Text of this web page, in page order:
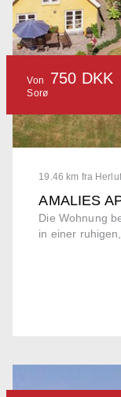
19.46 km fra
AMALIES
Die Wohnung
in einer
Von 750 DKK
Sorø